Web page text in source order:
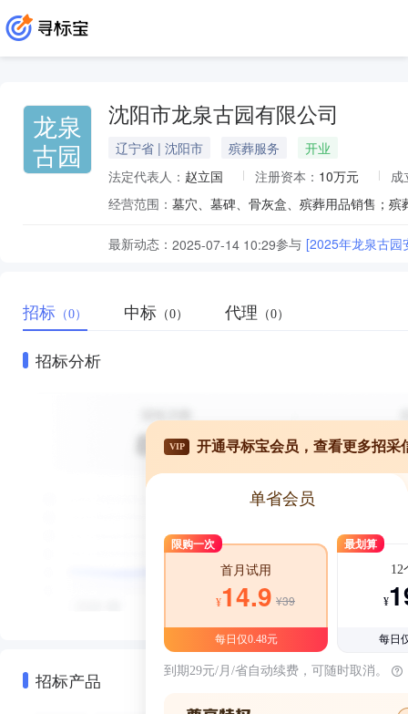
龙泉
古园
沈阳市龙泉古园有限公司
辽宁省 | 沈阳市 殡葬服务
开业
法定代表人： 赵立国 注册资本： 10万元
成
经营范围： 墓穴、墓碑、骨灰盒、殡葬用品销售；
最新动态： 2025-07-14 10:29参与 [2025年龙泉古园
招标 （0） 中标 （0） 代理 （0）
招标分析
招标产品
VIP 开通寻标宝会员，查看更多招采
单省会员
限购一次
首月试用
¥14.9 ¥39
每日仅0.48元
最划算
12
¥
每日
到期29元/月/省自动续费，可随时取消。